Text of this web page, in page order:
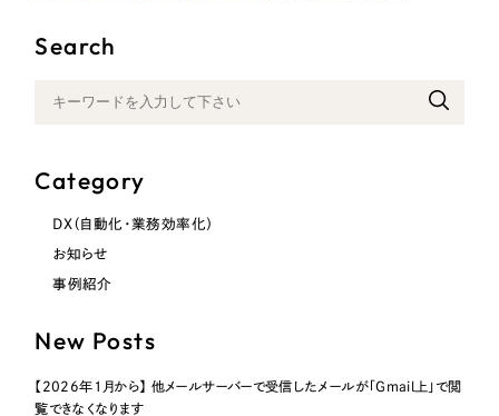
Search
Category
DX（自動化・業務効率化）
お知らせ
事例紹介
New Posts
【2026年1月から】 他メールサーバーで受信したメールが「Gmail上」で閲
覧できなくなります